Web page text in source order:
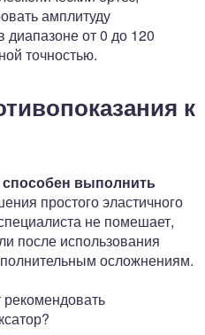
амплитуду
диапазоне от 0 до 120
точностью.
к
выполнить
простого эластичного
не помешает,
после использования
осложнениям.
рекомендовать